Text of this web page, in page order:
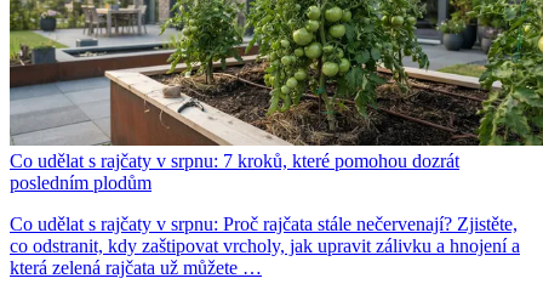
Co udělat s rajčaty v srpnu: 7 kroků, které pomohou dozrát
posledním plodům
Co udělat s rajčaty v srpnu: Proč rajčata stále nečervenají? Zjistěte,
co odstranit, kdy zaštipovat vrcholy, jak upravit zálivku a hnojení a
která zelená rajčata už můžete …